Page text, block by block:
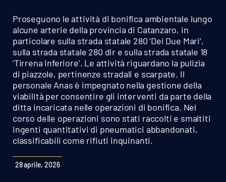
Cultura
Podcast
Meteo
Editoriali
Proseguono le attività di bonifica ambientale lungo
alcune arterie della provincia di Catanzaro, in
particolare sulla strada statale 280 ‘Dei Due Mari’,
sulla strada statale 280 dir e sulla strada statale 18
‘Tirrena Inferiore’. Le attività riguardano la pulizia
di piazzole, pertinenze stradali e scarpate. Il
personale Anas è impegnato nella gestione della
viabilità per consentire gli interventi da parte della
ditta incaricata nelle operazioni di bonifica. Nel
corso delle operazioni sono stati raccolti e smaltiti
ingenti quantitativi di pneumatici abbandonati,
classificabili come rifiuti inquinanti.
28 aprile, 2026